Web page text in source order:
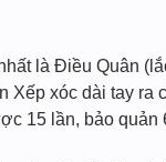
là Điều Quân
Xếp xóc dài tay ra
15 lần, bảo quản